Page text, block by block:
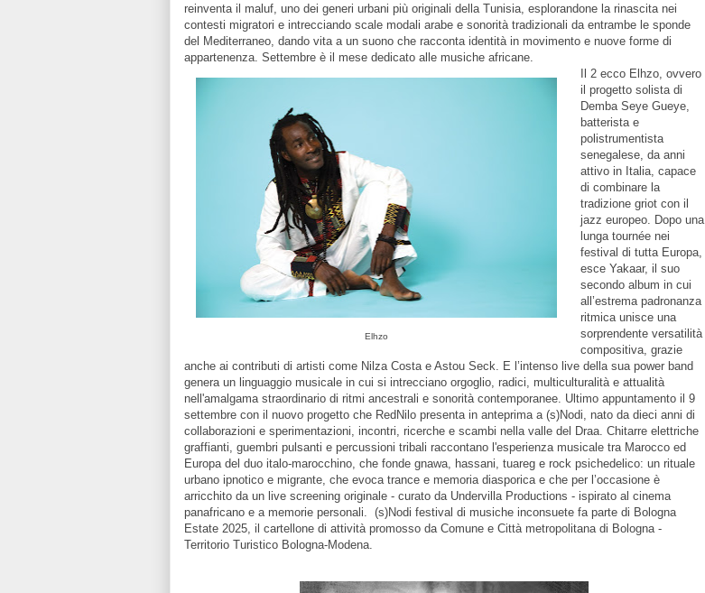
reinventa il maluf, uno dei generi urbani più originali della Tunisia, esplorandone la rinascita nei
contesti migratori e intrecciando scale modali arabe e sonorità tradizionali da entrambe le sponde
del Mediterraneo, dando vita a un suono che racconta identità in movimento e nuove forme di
appartenenza. Settembre è il mese dedicato alle musiche africane.
Elhzo
Il 2 ecco Elhzo, ovvero
il progetto solista di
Demba Seye Gueye,
batterista e
polistrumentista
senegalese, da anni
attivo in Italia, capace
di combinare la
tradizione griot con il
jazz europeo. Dopo una
lunga tournée nei
festival di tutta Europa,
esce Yakaar, il suo
secondo album in cui
all’estrema padronanza
ritmica unisce una
sorprendente versatilità
compositiva, grazie
anche ai contributi di artisti come Nilza Costa e Astou Seck. E l’intenso live della sua power band
genera un linguaggio musicale in cui si intrecciano orgoglio, radici, multiculturalità e attualità
nell'amalgama straordinario di ritmi ancestrali e sonorità contemporanee. Ultimo appuntamento il 9
settembre con il nuovo progetto che RedNilo presenta in anteprima a (s)Nodi, nato da dieci anni di
collaborazioni e sperimentazioni, incontri, ricerche e scambi nella valle del Draa. Chitarre elettriche
graffianti, guembri pulsanti e percussioni tribali raccontano l'esperienza musicale tra Marocco ed
Europa del duo italo-marocchino, che fonde gnawa, hassani, tuareg e rock psichedelico: un rituale
urbano ipnotico e migrante, che evoca trance e memoria diasporica e che per l’occasione è
arricchito da un live screening originale - curato da Undervilla Productions - ispirato al cinema
panafricano e a memorie personali. (s)Nodi festival di musiche inconsuete fa parte di Bologna
Estate 2025, il cartellone di attività promosso da Comune e Città metropolitana di Bologna -
Territorio Turistico Bologna-Modena.